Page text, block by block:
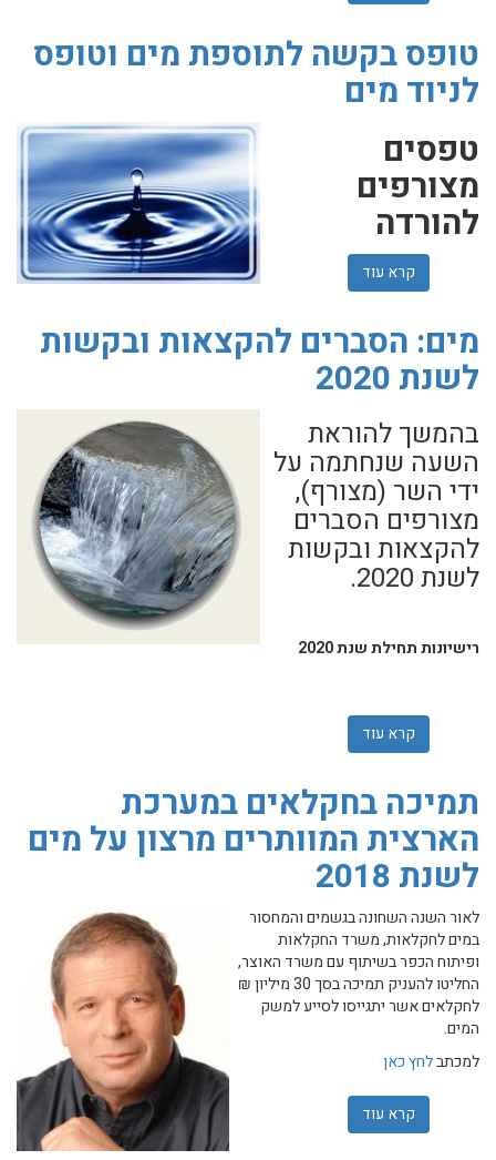
טופס בקשה לתוספת מים וטופס
לניוד מים
טפסים
מצורפים
להורדה
קרא עוד אודות טופס בקשה לתוספת מים וטופס לניוד מים
מים: הסברים להקצאות ובקשות
לשנת 2020
בהמשך להוראת
השעה שנחתמה על
ידי השר (מצורף),
מצורפים הסברים
להקצאות ובקשות
לשנת 2020.
רישיונות תחילת שנת 2020
קרא עוד
תמיכה בחקלאים במערכת
הארצית המוותרים מרצון על מים
לשנת 2018
לאור השנה השחונה בגשמים והמחסור
במים לחקלאות, משרד החקלאות
ופיתוח הכפר בשיתוף עם משרד האוצר,
החליטו להעניק תמיכה בסך 30 מיליון ₪
לחקלאים אשר יתגייסו לסייע למשק
המים.
למכתבלחץ כאן
קרא עוד אודות תמיכה בחקלאים במערכת הארצית המוותרים מרצון על